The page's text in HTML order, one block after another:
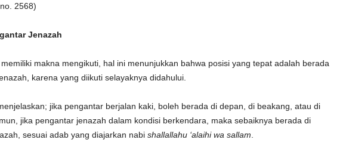
2568)
Jenazah
makna mengikuti, hal ini menunjukkan bahwa posisi yang tepat adalah berada
karena yang diikuti selayaknya didahului.
jika pengantar berjalan kaki, boleh berada di depan, di beakang, atau di
jika pengantar jenazah dalam kondisi berkendara, maka sebaiknya berada di
sesuai adab yang diajarkan nabi shallallahu ‘alaihi wa sallam